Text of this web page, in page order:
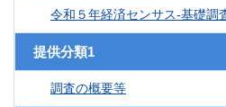
令和５年経済センサス‐基礎調
提供分類1
調査の概要等